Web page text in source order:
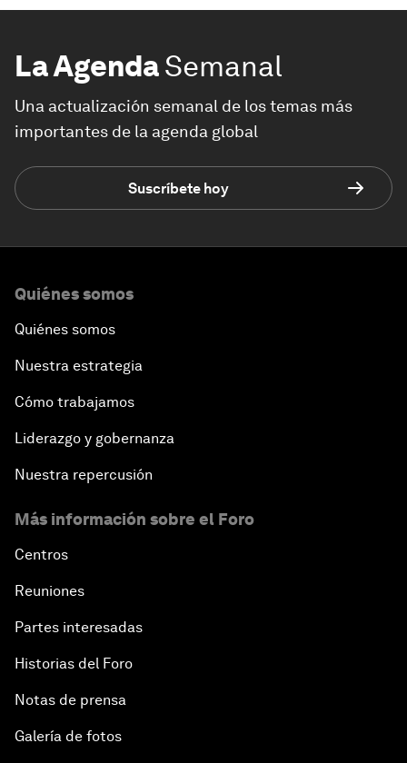
La AgendaSemanal
Una actualización semanal de los temas más
importantes de la agenda global
Suscríbete hoy
Quiénes somos
Quiénes somos
Nuestra estrategia
Cómo trabajamos
Liderazgo y gobernanza
Nuestra repercusión
Más información sobre el Foro
Centros
Reuniones
Partes interesadas
Historias del Foro
Notas de prensa
Galería de fotos